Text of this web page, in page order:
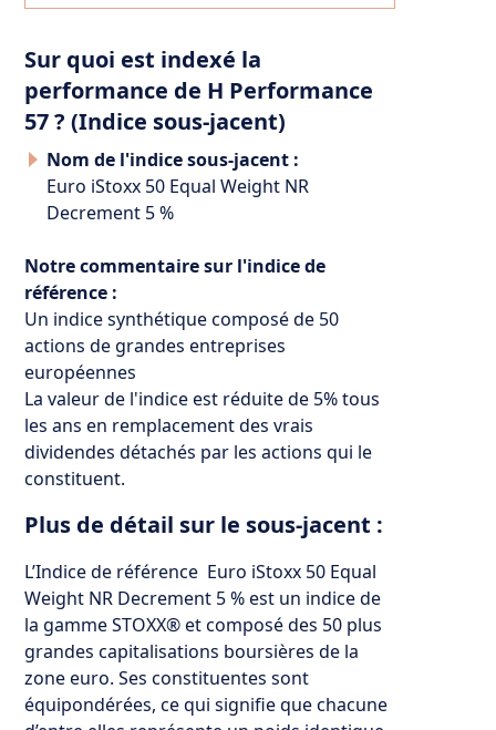
Sur quoi est indexé la
performance de H Performance
57 ? (Indice sous-jacent)
Nom de l'indice sous-jacent :
Euro iStoxx 50 Equal Weight NR
Decrement 5 %
Notre commentaire sur l'indice de
référence :
Un indice synthétique composé de 50
actions de grandes entreprises
européennes
La valeur de l'indice est réduite de 5% tous
les ans en remplacement des vrais
dividendes détachés par les actions qui le
constituent.
Plus de détail sur le sous-jacent :
L’Indice de référence Euro iStoxx 50 Equal
Weight NR Decrement 5 % est un indice de
la gamme STOXX® et composé des 50 plus
grandes capitalisations boursières de la
zone euro. Ses constituentes sont
équipondérées, ce qui signifie que chacune